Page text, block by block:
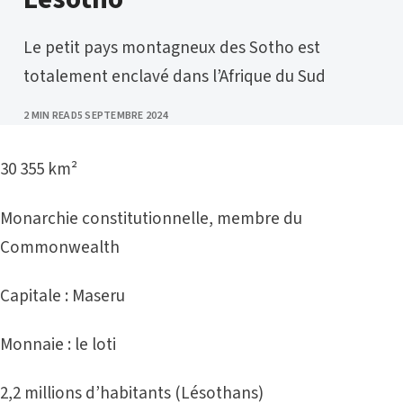
Le petit pays montagneux des Sotho est
totalement enclavé dans l’Afrique du Sud
2 MIN READPUBLISHED
5 SEPTEMBRE 2024
30 355 km²
Monarchie constitutionnelle, membre du
Commonwealth
Capitale : Maseru
Monnaie : le loti
2,2 millions d’habitants (Lésothans)